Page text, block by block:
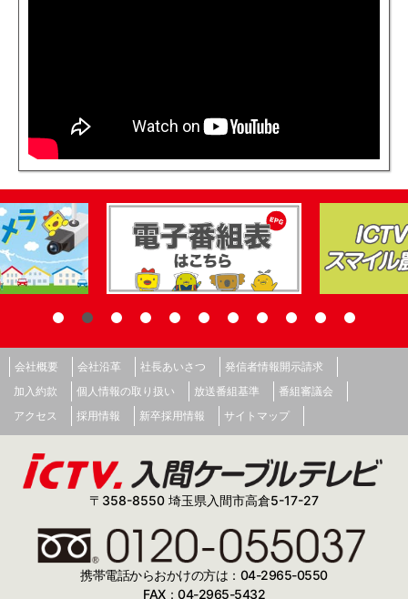
会社概要 会社沿革 社長あいさつ
発信者情報開示請求
加入約款
個人情報の取り扱い 放送番組基準
番組審議会
アクセス
採用情報 新卒採用情報 サイトマップ
〒358-8550 埼玉県入間市高倉5-17-27
携帯電話からおかけの方は：04-2965-0550
FAX：04-2965-5432